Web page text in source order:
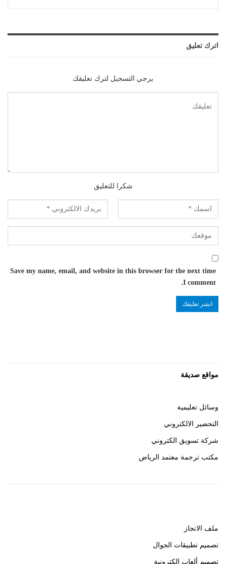
اترك تعليق
يرجي التسجيل لترك تعليقك
شكرا للتعليق
Save my name, email, and website in this browser for the next time
I comment.
مواقع صديقة
وسائل تعليمية
التحضير الالكتروني
شركة تسويق الكتروني
مكتب ترجمة معتمد الرياض
ملف الانجاز
تصميم تطبيقات الجوال
تصميم ألعاب إلكترونية